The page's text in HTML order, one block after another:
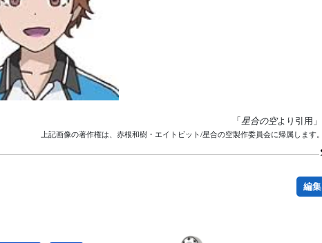
「 星合の空より引用」
上記画像の著作権は、赤根和樹・エイトビット/星合の空製作委員会に帰属します。
編集